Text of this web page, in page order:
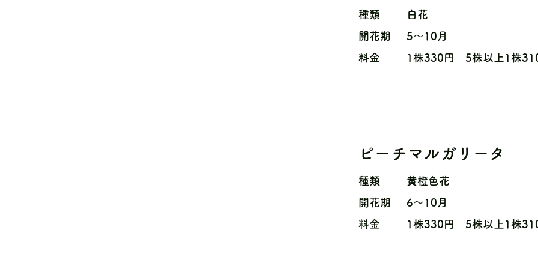
種類
白花
開花期
5〜10月
料金
1株330円 5株以上1株
ピーチマルガリータ
種類
黄橙色花
開花期
6〜10月
料金
1株330円 5株以上1株